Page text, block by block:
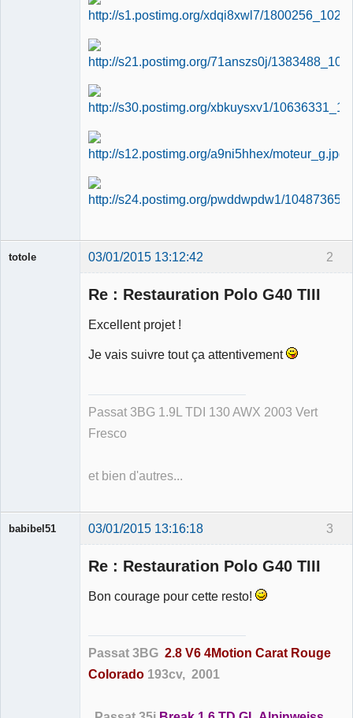
2
totole 03/01/2015 13:12:42
Re : Restauration Polo G40 TIII
Excellent projet !
Je vais suivre tout ça attentivement
Passat 3BG 1.9L TDI 130 AWX 2003 Vert
Fresco
et bien d'autres...
3
babibel51 03/01/2015 13:16:18
Re : Restauration Polo G40 TIII
Bon courage pour cette resto!
Passat 3BG 2.8 V6 4Motion Carat Rouge
Colorado 193cv, 2001